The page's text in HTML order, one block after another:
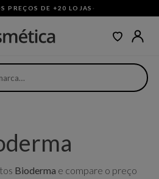
PREÇOS DE +20 LOJAS ·
Bioderma e compare o preço